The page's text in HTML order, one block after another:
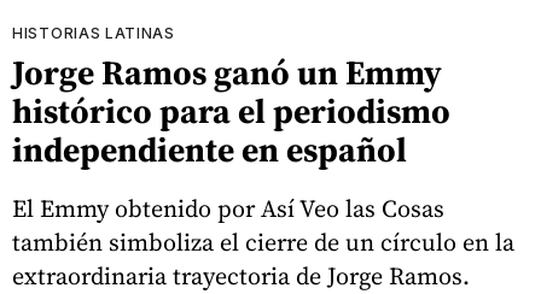
HISTORIAS LATINAS
Jorge Ramos ganó un Emmy
histórico para el periodismo
independiente en español
El Emmy obtenido por Así Veo las Cosas
también simboliza el cierre de un círculo en la
extraordinaria trayectoria de Jorge Ramos.